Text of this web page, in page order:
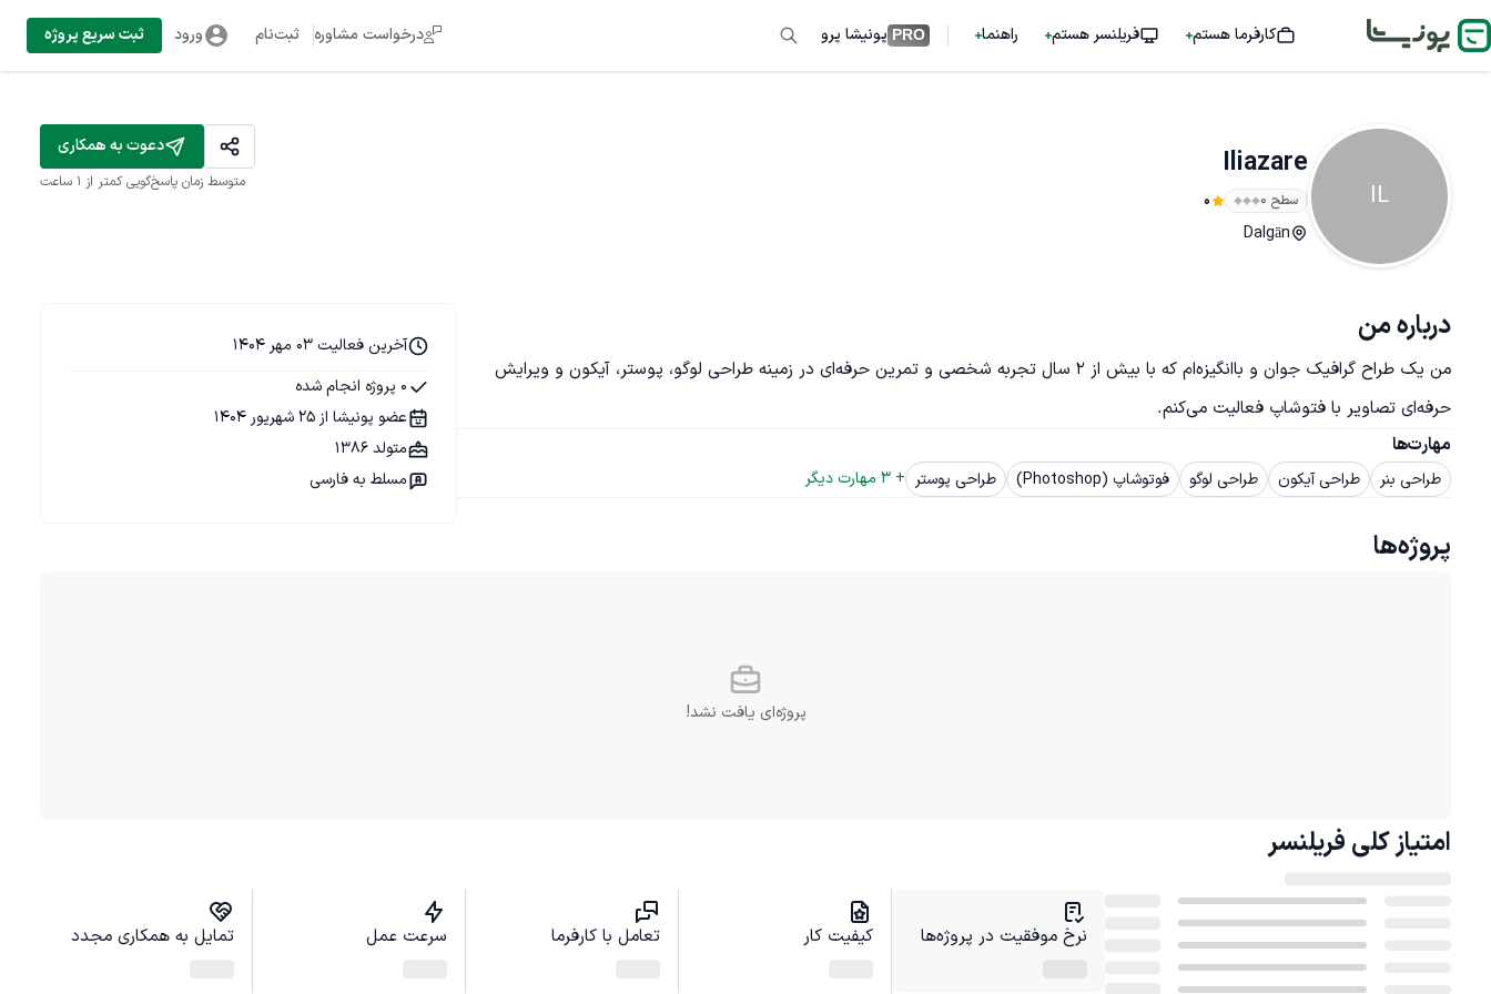
کارفرما هستم فریلنسر هستم راهنما PRO پونیشا پرو درخواست مشاوره ثبت‌نام ورود ثبت سریع پروژه
IL
Iliazare
سطح ۰ 0
Dalgān
دعوت به همکاری
متوسط زمان پاسخ‌گویی کمتر از 1 ساعت
درباره من
من یک طراح گرافیک جوان و باانگیزه‌ام که با بیش از ۲ سال تجربه شخصی و تمرین حرفه‌ای در زمینه طراحی لوگو، پوستر، آیکون و ویرایش
حرفه‌ای تصاویر با فتوشاپ فعالیت می‌کنم.
مهارت‌ها
طراحی بنر طراحی آیکون طراحی لوگو فوتوشاپ (Photoshop) طراحی پوستر +
3 مهارت دیگر
آخرین فعالیت 03 مهر 1404
0 پروژه انجام شده
عضو پونیشا از 25 شهریور 1404
متولد 1386
مسلط به فارسی
پروژه‌ها
پروژه‌ای یافت نشد!
امتیاز کلی فریلنسر
نرخ موفقیت در پروژه‌ها کیفیت کار تعامل با کارفرما سرعت عمل تمایل به همکاری مجدد